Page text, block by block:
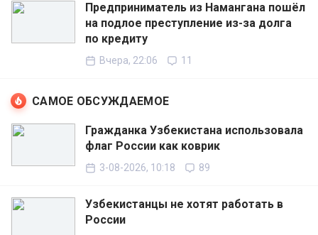
Предприниматель из Намангана пошёл
на подлое преступление из-за долга
по кредиту
Вчера, 22:06 11
САМОЕ ОБСУЖДАЕМОЕ
Гражданка Узбекистана использовала
флаг России как коврик
3-08-2026, 10:18 89
Узбекистанцы не хотят работать в
России